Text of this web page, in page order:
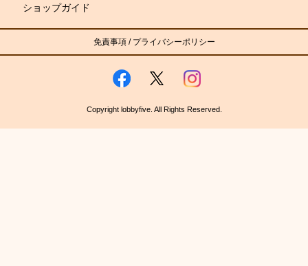
ショップガイド
免責事項/ プライバシーポリシー
Copyright lobbyfive. All Rights Reserved.